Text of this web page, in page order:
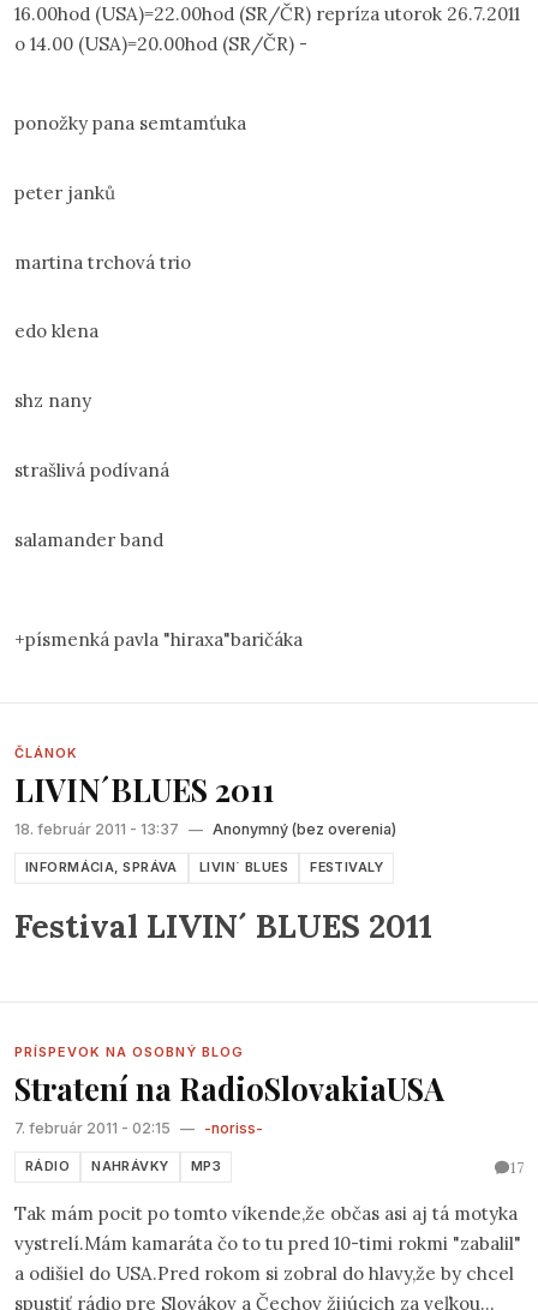
16.00hod (USA)=22.00hod (SR/ČR) repríza utorok 26.7.2011
o 14.00 (USA)=20.00hod (SR/ČR) -
ponožky pana semtamťuka
peter janků
martina trchová trio
edo klena
shz nany
strašlivá podívaná
salamander band
+písmenká pavla "hiraxa"baričáka
ČLÁNOK
LIVIN´BLUES 2011
18. február 2011 - 13:37 — Anonymný (bez overenia)
INFORMÁCIA, SPRÁVA LIVIN´ BLUES FESTIVALY
Festival LIVIN´ BLUES 2011
PRÍSPEVOK NA OSOBNÝ BLOG
Stratení na RadioSlovakiaUSA
7. február 2011 - 02:15 — -noriss-
RÁDIO NAHRÁVKY MP3 17
Tak mám pocit po tomto víkende,že občas asi aj tá motyka
vystrelí.Mám kamaráta čo to tu pred 10-timi rokmi "zabalil"
a odišiel do USA.Pred rokom si zobral do hlavy,že by chcel
spustiť rádio pre Slovákov a Čechov žijúcich za veľkou